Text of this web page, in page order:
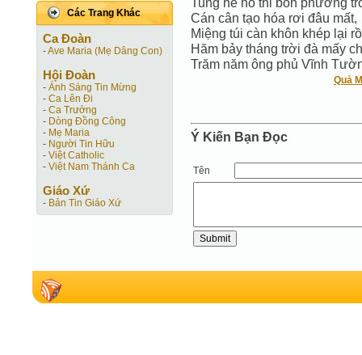
Các Trang Khác
Ca Ðoàn
-Ave Maria (Mẹ Dâng Con)
Hội Ðoàn
- Ánh Sáng Tin Mừng
- Ca Lên Đi
- Ca Trưởng
- Dòng Đồng Công
- Mẹ Maria
- Người Tin Hữu
- Việt Catholic
- Việt Nam Thánh Ca
Giáo Xứ
- Bản Tin Giáo Xứ
Cán cân tạo hóa rơi đâu mất,
Miệng túi càn khôn khép lại
Hăm bảy tháng trời đà mấy
Trăm năm ông phủ Vĩnh
Quả
Ý Kiến Bạn Ðọc
Tên